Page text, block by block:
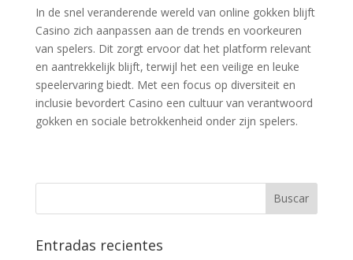
In de snel veranderende wereld van online gokken blijft
Casino zich aanpassen aan de trends en voorkeuren
van spelers. Dit zorgt ervoor dat het platform relevant
en aantrekkelijk blijft, terwijl het een veilige en leuke
speelervaring biedt. Met een focus op diversiteit en
inclusie bevordert Casino een cultuur van verantwoord
gokken en sociale betrokkenheid onder zijn spelers.
Entradas recientes